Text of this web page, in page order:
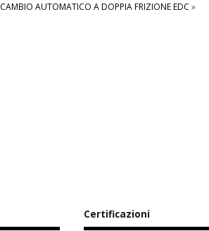
CAMBIO AUTOMATICO A DOPPIA FRIZIONE EDC »
Certificazioni